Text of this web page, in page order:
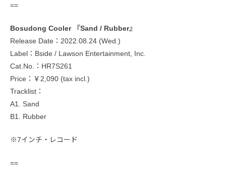
==
Bosudong Cooler 『Sand / Rubber』
Release Date：2022.08.24 (Wed.)
Label：Bside / Lawson Entertainment, Inc.
Cat.No.：HR7S261
Price：￥2,090 (tax incl.)
Tracklist：
A1. Sand
B1. Rubber
※7インチ・レコード
==